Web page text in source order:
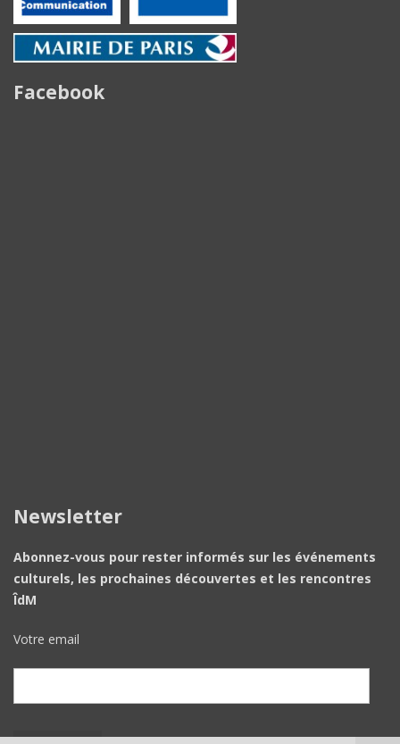
Facebook
Newsletter
Abonnez-vous pour rester informés sur les événements
culturels, les prochaines découvertes et les rencontres
ÎdM
Votre email